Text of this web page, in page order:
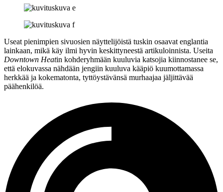
Useat pienimpien sivuosien näyttelijöistä tuskin osaavat englantia
lainkaan, mikä käy ilmi hyvin keskittyneestä artikuloinnista. Useita
Downtown Heatin kohderyhmään kuuluvia katsojia kiinnostanee se,
että elokuvassa nähdään jengiin kuuluva kääpiö kuumottamassa
herkkää ja kokematonta, tyttöystävänsä murhaajaa jäljittävää
päähenkilöä.